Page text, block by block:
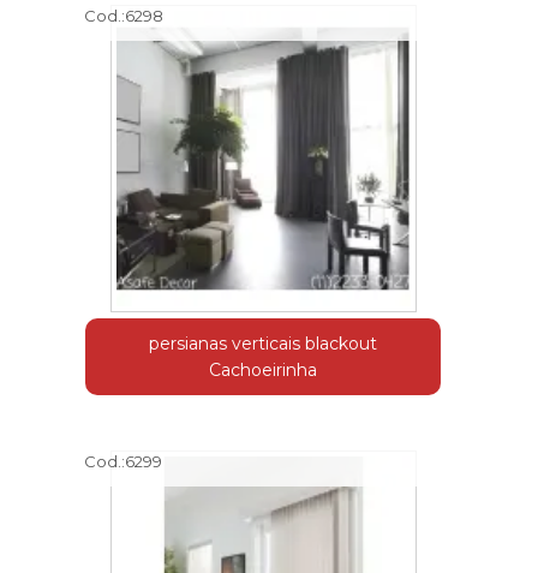
Cod.:6298
persianas verticais blackout
Cachoeirinha
Cod.:6299